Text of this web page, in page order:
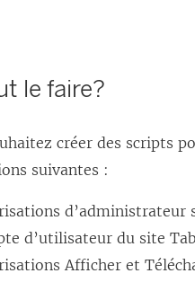
le faire?
créer des scripts
suivantes :
d’administrateur
d’utilisateur du site
Afficher et